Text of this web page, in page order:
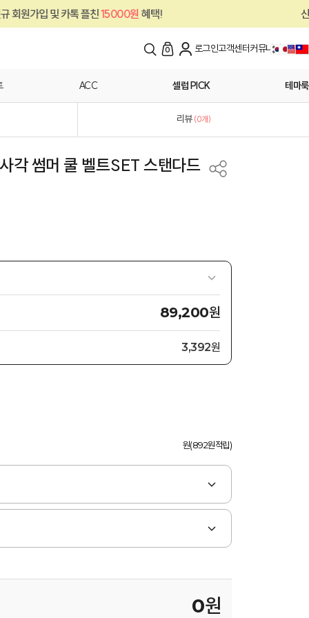
친15000원혜택! 신규 회원가입 및 카톡
0 로그인고객센터커뮤니티
ACC 셀럽 PICK 테마룩
리뷰 (0개)
각 썸머 쿨 벨트SET 스탠다드
89,200원
3,392원
원(892원적립)
0원